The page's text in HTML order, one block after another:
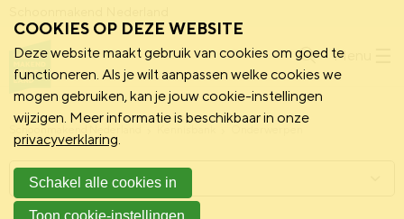
Menu
Schoonmakend Nederland
Menu
COOKIES OP DEZE WEBSITE
Deze website maakt gebruik van cookies om goed te
functioneren. Als je wilt aanpassen welke cookies we
mogen gebruiken, kan je jouw cookie-instellingen
wijzigen. Meer informatie is beschikbaar in onze
privacyverklaring.
Schakel alle cookies in
Toon cookie-instellingen